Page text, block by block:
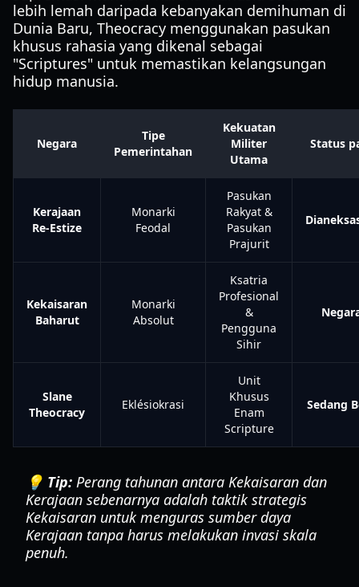
lebih lemah daripada kebanyakan demihuman di
Dunia Baru, Theocracy menggunakan pasukan
khusus rahasia yang dikenal sebagai
"Scriptures" untuk memastikan kelangsungan
hidup manusia.
Negara
Tipe
Pemerintahan
Kekuatan
Militer
Utama
Status
Kerajaan
Re-Estize
Monarki
Feodal
Pasukan
Rakyat &
Pasukan
Prajurit
Kekaisaran
Baharut
Monarki
Absolut
Ksatria
Profesional
&
Pengguna
Sihir
Slane
Theocracy
Eklésiokrasi
Unit
Khusus
Enam
Scripture
Sedang
💡 Tip: Perang tahunan antara Kekaisaran dan
Kerajaan sebenarnya adalah taktik strategis
Kekaisaran untuk menguras sumber daya
Kerajaan tanpa harus melakukan invasi skala
penuh.